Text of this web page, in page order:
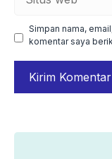
Simpan nama,
komentar saya